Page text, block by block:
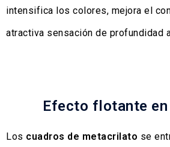
intensifica los colores, mejora el
atractiva sensación de profundidad
Efecto flotante en
Los cuadros de metacrilato se